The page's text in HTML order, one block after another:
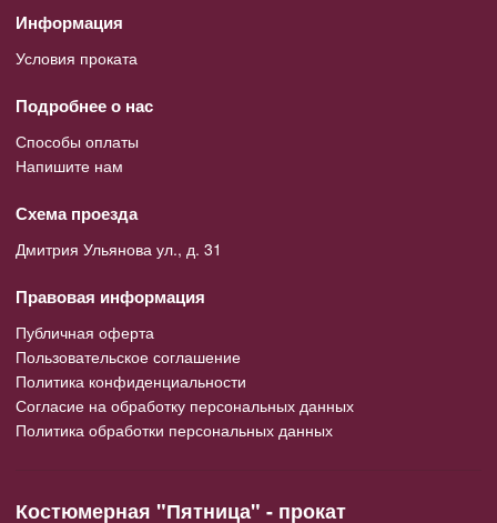
Информация
Условия проката
Подробнее о нас
Способы оплаты
Напишите нам
Схема проезда
Дмитрия Ульянова ул., д. 31
Правовая информация
Публичная оферта
Пользовательское соглашение
Политика конфиденциальности
Согласие на обработку персональных данных
Политика обработки персональных данных
Костюмерная "Пятница" - прокат